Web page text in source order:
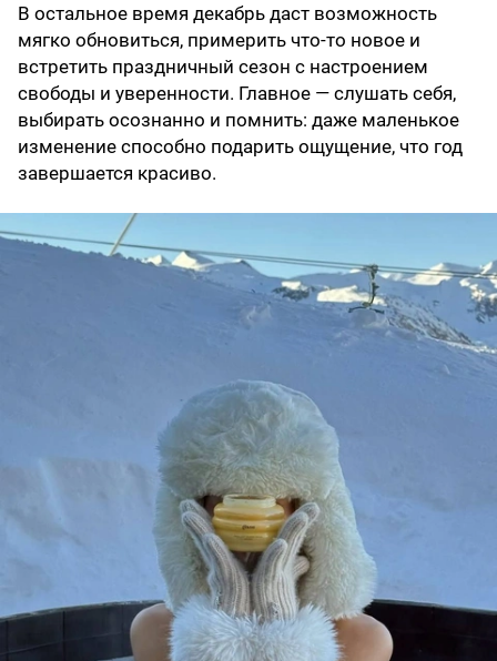
В остальное время декабрь даст возможность
мягко обновиться, примерить что-то новое и
встретить праздничный сезон с настроением
свободы и уверенности. Главное — слушать себя,
выбирать осознанно и помнить: даже маленькое
изменение способно подарить ощущение, что год
завершается красиво.